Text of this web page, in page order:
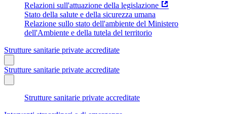
Relazioni sull'attuazione della legislazione
Stato della salute e della sicurezza umana
Relazione sullo stato dell'ambiente del Ministero
dell'Ambiente e della tutela del territorio
Strutture sanitarie private accreditate
Strutture sanitarie private accreditate
Strutture sanitarie private accreditate